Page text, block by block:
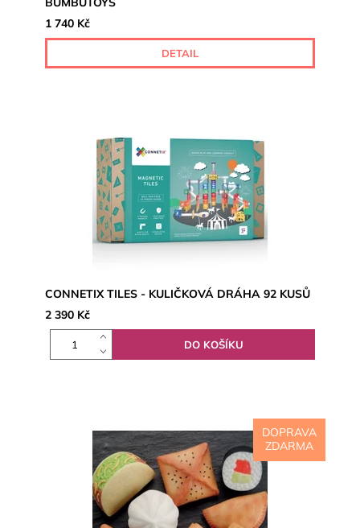
1 740 Kč
DETAIL
CONNETIX TILES - KULIČKOVÁ DRÁHA 92 KUSŮ
2 390 Kč
DOPRAVA
ZDARMA